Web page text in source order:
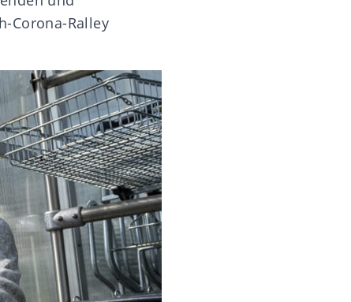
Corona-Ralley